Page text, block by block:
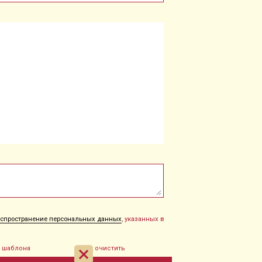
персональных данных, указанных в
шаблона очистить